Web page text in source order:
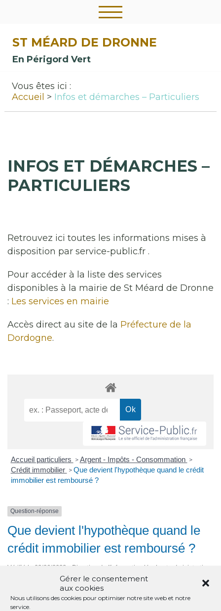
Gérer le consentement
aux cookies
Nous utilisons des cookies pour optimiser notre site web et notre
service.
ST MÉARD DE DRONNE
En Périgord Vert
Vous êtes ici :
Accueil
Infos et démarches – Particuliers
INFOS ET DÉMARCHES –
PARTICULIERS
Retrouvez ici toutes les informations mises à
disposition par service-public.fr .
Pour accéder à la liste des services
disponibles à la mairie de St Méard de Dronne
: Les services en mairie
Accès direct au site de la Préfecture de la
Dordogne.
Accueil particuliers > Argent - Impôts - Consommation >
Crédit immobilier > Que devient l'hypothèque quand le crédit
immobilier est remboursé ?
Question-réponse
Que devient l'hypothèque quand le
crédit immobilier est remboursé ?
Vérifié le 02/06/2022 - Direction de l'information légale et administrative
(Première ministre)
particuliers/?xml=R12443">L'hypothèque</a> est inscrite